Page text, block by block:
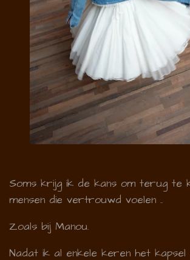
Soms krijg ik de kans om terug te
mensen die vertrouwd voelen ..
Zoals bij Manou.
Nadat ik al enkele keren het kapsel